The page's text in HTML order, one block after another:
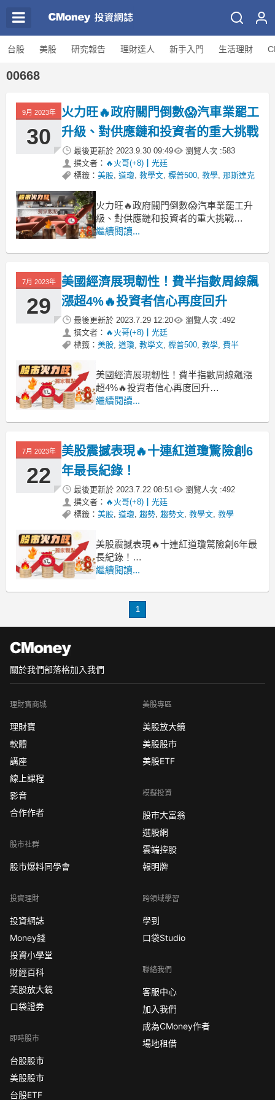
台股 美股 研究報告 理財達人 新手入門 生活理財
00668
9月 2023年
30
火力旺🔥政府關門倒數😱汽車業罷工
升級、對供應鏈和投資者的重大挑戰
最後更新於 2023.9.30 09:49 瀏覽人次 :583
撰文者： 🔥火哥(+8)┃光廷
標籤： 美股, 道瓊, 教學文, 標普500, 教學, 那斯達克
火力旺🔥政府關門倒數😱汽車業罷工升
級、對供應鏈和投資者的重大挑戰
1.聯準會首選通膨指標與美債殖利率：
人消費支出物價指數(PCE)月增
3.9%，創2020年底以來最小月增幅，引
發市場預測聯準會今
繼續閱讀...
7月 2023年
29
美國經濟展現韌性！費半指數周線飆
漲超4%🔥投資者信心再度回升
最後更新於 2023.7.29 12:20 瀏覽人次 :492
撰文者： 🔥火哥(+8)┃光廷
標籤： 美股, 道瓊, 教學文, 標普500, 教學, 費半
美國經濟展現韌性！費半指數周線飆漲
超4%🔥投資者信心再度回升
美股表現收高
股表現搶眼，使得美股主指數週五全數
2.費半指數本週累漲4.13%，表現最佳，
標普週線收紅2.02%，道瓊則累漲
0.66%。
★道瓊斯工業：
繼續閱讀...
7月 2023年
22
​美股震撼表現🔥十連紅道瓊驚險創6
年最長紀錄！
最後更新於 2023.7.22 08:51 瀏覽人次 :492
撰文者： 🔥火哥(+8)┃光廷
標籤： 美股, 道瓊, 趨勢, 趨勢文, 教學文, 教學
​美股震撼表現🔥十連紅道瓊驚險創6年最
長紀錄！
美股表現
周線雙雙收紅，道瓊連續十個交易日上
漲，成為近6年來最佳。那斯達克則連兩
日收低，本周跌約0.6%。
繼續閱讀...
1
關於我們部落格加入我們
理財寶商城
理財寶
軟體
講座
線上課程
影音
合作作者
股市社群
股市爆料同學會
投資理財
投資網誌
Money錢
投資小學堂
財經百科
美股放大鏡
口袋證券
即時股市
台股股市
美股股市
台股ETF
美股專區
美股放大鏡
美股股市
美股ETF
模擬投資
股市大富翁
選股網
雲端控股
報明牌
跨領域學習
學到
口袋Studio
聯絡我們
客服中心
加入我們
成為CMoney作者
場地租借